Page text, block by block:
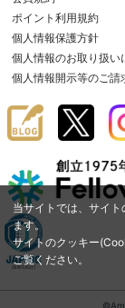
当サイトでは、サイ
ます。
サイトのクッキー
ご覧ください。
ポイント利用規約
個人情報保護方針
個人情報のお取り扱い
個人情報開示等のご請